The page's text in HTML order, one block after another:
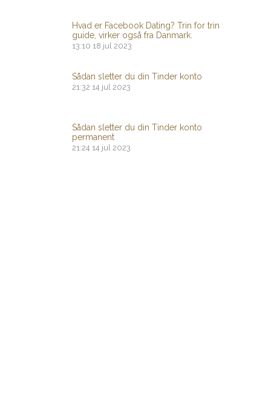
Hvad er Facebook Dating? Trin for trin
guide, virker også fra Danmark.
13:10 18 jul 2023
Sådan sletter du din Tinder konto
21:32 14 jul 2023
Sådan sletter du din Tinder konto
permanent
21:24 14 jul 2023